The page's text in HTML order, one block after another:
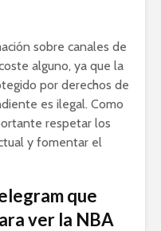
sobre canales de
alguno, ya que la
por derechos de
es ilegal. Como
respetar los
y fomentar el
que
ver la NBA